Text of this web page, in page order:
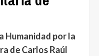
Humanidad por la
de Carlos Raúl